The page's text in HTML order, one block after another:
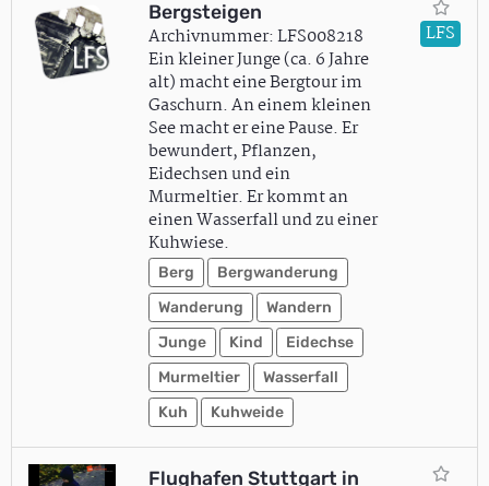
Bergsteigen
Archivnummer: LFS008218
Ein kleiner Junge (ca. 6 Jahre
alt) macht eine Bergtour im
Gaschurn. An einem kleinen
See macht er eine Pause. Er
bewundert, Pflanzen,
Eidechsen und ein
Murmeltier. Er kommt an
einen Wasserfall und zu einer
Kuhwiese.
Berg
Bergwanderung
Wanderung
Wandern
Junge
Kind
Eidechse
Murmeltier
Wasserfall
Kuh
Kuhweide
LFS
Flughafen Stuttgart in